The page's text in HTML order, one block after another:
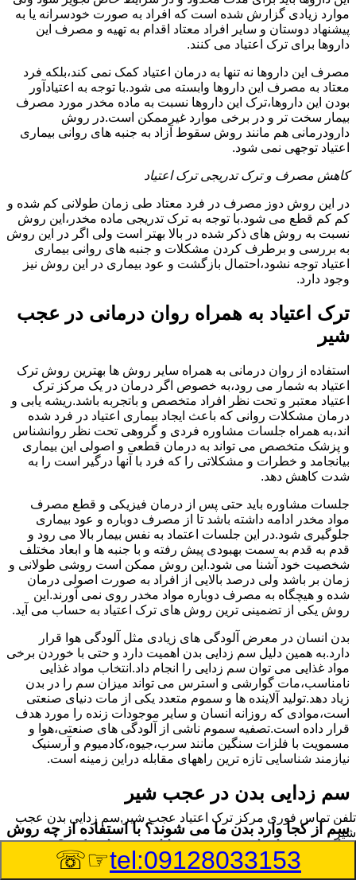
موارد زیادی گزارش شده است که افراد به صورت خودسرانه یا به
پیشنهاد دوستان و سایر افراد معتاد اقدام به تهیه و مصرف این
داروها برای ترک اعتیاد می کنند.
مصرف این داروها نه تنها به درمان اعتیاد کمک نمی کند،بلکه فرد
معتاد به مصرف این داروها وابسته می شود.با توجه به اعتیادآور
بودن این داروها،ترک این داروها نسبت به ماده مخدر مورد مصرف
بیمار سخت تر و در برخی موارد غیرممکن است.در روش
دارودرمانی هم مانند روش سقوط آزاد به جنبه های روانی بیماری
اعتیاد توجهی نمی شود.
کاهش مصرف و ترک تدریجی ترک اعتیاد
در این روش دوز مصرف در فرد معتاد طی زمان طولانی کم شده و
کم کم قطع می شود.با توجه به ترک تدریجی ماده مخدر،این روش
نسبت به روش های ذکر شده در بالا بهتر است ولی اگر در این روش
به بررسی و برطرف کردن مشکلات و جنبه های روانی بیماری
اعتیاد توجه نشود،احتمال بازگشت و عود بیماری در این روش نیز
وجود دارد.
ترک اعتیاد به همراه روان درمانی در عجب
شیر
استفاده از روان درمانی به همراه سایر روش ها بهترین روش ترک
اعتیاد به شمار می رود،به خصوص اگر درمان در یک مرکز ترک
اعتیاد معتبر و تحت نظر افراد متخصص و باتجربه باشد.ریشه یابی و
درمان مشکلات روانی که باعث ایجاد بیماری اعتیاد در فرد شده
اند،به همراه جلسات مشاوره فردی و گروهی تحت نظر روانشناس
و پزشک متخصص می تواند به درمان قطعی و اصولی این بیماری
بیانجامد و خطرات و مشکلاتی را که فرد با آنها درگیر است را به
شدت کاهش دهد.
جلسات مشاوره باید حتی پس از درمان فیزیکی و قطع مصرف
مواد مخدر ادامه داشته باشد تا از مصرف دوباره و عود بیماری
جلوگیری شود.در این جلسات اعتماد به نفس بیمار بالا می رود و
قدم به قدم به سمت بهبودی پیش رفته و با جنبه ها و ابعاد مختلف
شخصیت خود آشنا می شود.این روش ممکن است روشی طولانی و
زمان بر باشد ولی درصد بالایی از افراد به صورت اصولی درمان
شده و هیچگاه به مصرف دوباره مواد مخدر روی نمی آورند.این
روش یکی از تضمینی ترین روش های ترک اعتیاد به حساب می آید.
بدن انسان در معرض آلودگی های زیادی مثل آلودگی هوا قرار
دارد.به همین دلیل سم زدایی بدن اهمیت دارد و حتی با خوردن برخی
مواد غذایی می توان سم زدایی را انجام داد.انتخاب مواد غذایی
نامناسب،مات گوارشی و استرس می تواند میزان سم را در بدن
زیاد دهد.تولید آلاینده ها و سموم متعدد یکی از مات دنیای صنعتی
است،موادی که روزانه انسان و سایر موجودات زنده را مورد هدف
قرار داده است.تصفیه سموم ناشی از آلودگی های صنعتی،هوا و
مسمویت با فلزات سنگین مانند سرب،جیوه،کادمیوم و آرسنیک
نیازمند شناسایی تازه ترین راههای مقابله دراین زمینه است.
سم زدایی بدن در عجب شیر
سم از کجا وارد بدن ما می شوند؟ با استفاده از چه روش
هایی می توان این سم مضر را از بدن خارج کرد؟
تلفن تماس فوری مرکز ترک اعتیاد عجب شیر,سم زدایی بدن عجب
شیر
tel:09128033153
☞☏